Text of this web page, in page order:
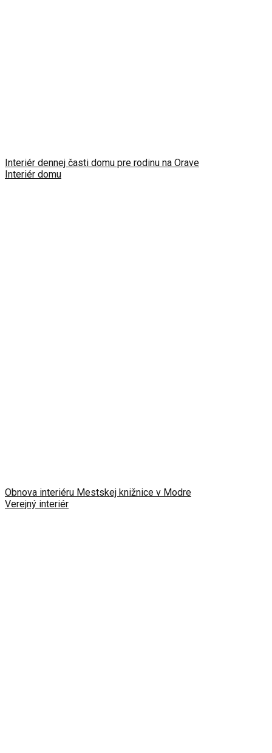
Interiér dennej časti domu pre rodinu na Orave
Interiér domu
Obnova interiéru Mestskej knižnice v Modre
Verejný interiér